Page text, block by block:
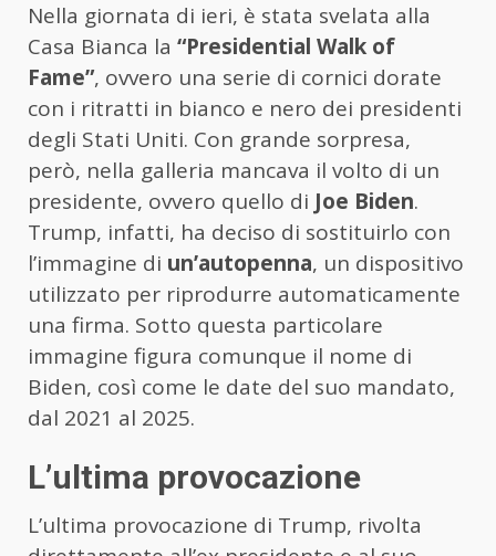
Nella giornata di ieri, è stata svelata alla
Casa Bianca la “Presidential Walk of
Fame”, ovvero una serie di cornici dorate
con i ritratti in bianco e nero dei presidenti
degli Stati Uniti. Con grande sorpresa,
però, nella galleria mancava il volto di un
presidente, ovvero quello di Joe Biden.
Trump, infatti, ha deciso di sostituirlo con
l’immagine di un’autopenna, un dispositivo
utilizzato per riprodurre automaticamente
una firma. Sotto questa particolare
immagine figura comunque il nome di
Biden, così come le date del suo mandato,
dal 2021 al 2025.
L’ultima provocazione
L’ultima provocazione di Trump, rivolta